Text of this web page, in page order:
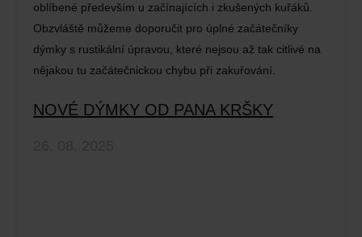
oblíbené především u začínajících i zkušených kuřáků.
Obzvláště můžeme doporučit pro úplné začátečníky
dýmky s rustikální úpravou, které nejsou až tak citlivé na
nějakou tu začátečnickou chybu při zakuřování.
NOVÉ DÝMKY OD PANA KRŠKY